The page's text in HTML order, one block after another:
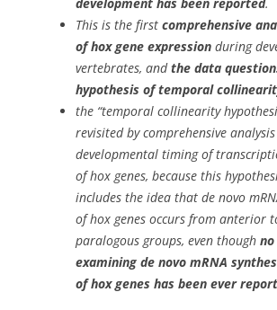
This is the first comprehensive
ofhoxgene expression during
vertebrates, andthe data
hypothesis of temporal
the “temporal collinearity
revisited by comprehensive
developmental timing of
ofhox genes, because this
includes the idea that de novo
ofhox genes occurs from anterior
paralogous groups, even though
examining de novo mRNA
ofhoxgenes has been ever